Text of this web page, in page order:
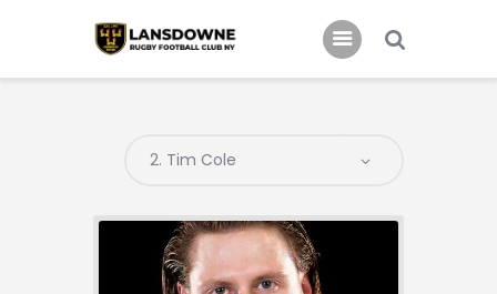
Johnny Triangles
Tournament